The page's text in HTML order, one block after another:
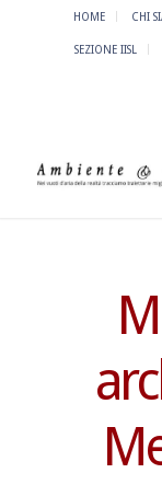
HOME CHI
SEZIONE IISL